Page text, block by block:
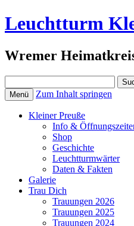
Leuchtturm
Wremer
nach:
Menü Zum Inhalt springen
Kleiner Preuße
Info &
Shop
Geschichte
Leuchtturmwärter
Daten & Fakten
Galerie
Trau Dich
Trauungen 2026
Trauungen 2025
Trauungen 2024